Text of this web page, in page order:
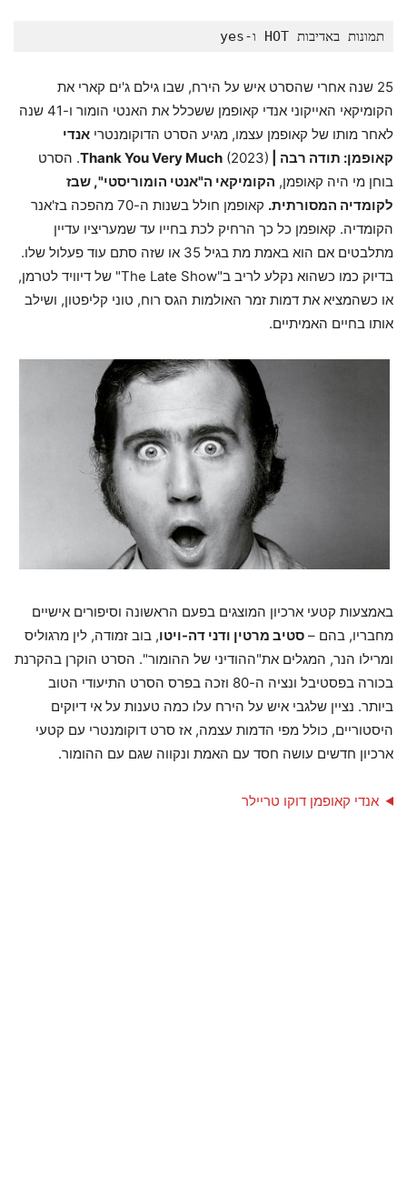
תמונות באדיבות HOT ו-yes
25 שנה אחרי שהסרט איש על הירח, שבו גילם ג'ים קארי את
הקומיקאי האייקוני אנדי קאופמן ששכלל את האנטי הומור ו-41 שנה
לאחר מותו של קאופמן עצמו, מגיע הסרט הדוקומנטרי אנדי
קאופמן: תודה רבה | Thank You Very Much
(2023). הסרט
בוחן מי היה קאופמן, הקומיקאי ה"אנטי הומוריסטי", שבז
לקומדיה המסורתית.
קאופמן חולל בשנות ה-70 מהפכה בז'אנר
הקומדיה. קאופמן כל כך הרחיק לכת בחייו עד שמעריציו עדיין
מתלבטים אם הוא באמת מת בגיל 35 או שזה סתם עוד פעלול שלו.
בדיוק כמו כשהוא נקלע לריב ב"The Late Show" של דיוויד לטרמן,
או כשהמציא את דמות זמר האולמות הגס רוח, טוני קליפטון, ושילב
אותו בחיים האמיתיים.
באמצעות קטעי ארכיון המוצגים בפעם הראשונה וסיפורים אישיים
מחבריו, בהם – סטיב מרטין ודני דה-ויטו, בוב זמודה, לין מרגוליס
ומרילו הנר, המגלים את"ההודיני של ההומור". הסרט הוקרן בהקרנת
בכורה בפסטיבל ונציה ה-80 וזכה בפרס הסרט התיעודי הטוב
ביותר. נציין שלגבי איש על הירח עלו כמה טענות על אי דיוקים
היסטוריים, כולל מפי הדמות עצמה, אז סרט דוקומנטרי עם קטעי
ארכיון חדשים עושה חסד עם האמת ונקווה שגם עם ההומור.
אנדי קאופמן דוקו טריילר